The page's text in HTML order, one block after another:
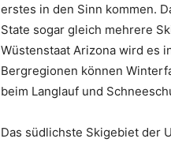
erstes in den Sinn kommen.
State sogar gleich mehrere
Wüstenstaat Arizona wird es
Bergregionen können
beim Langlauf und
Das südlichste Skigebiet der